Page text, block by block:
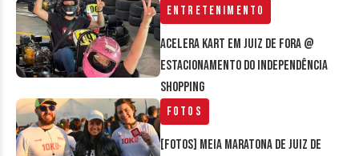
Entretenimento
Acelera Kart em Juiz de Fora @
estacionamento do Independência
Shopping
Fotos
[FOTOS] Meia Maratona de Juiz de